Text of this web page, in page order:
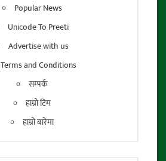
Popular News
Unicode To Preeti
Advertise with us
Terms and Conditions
सम्पर्क
हाम्रो टिम
हाम्रो बारेमा